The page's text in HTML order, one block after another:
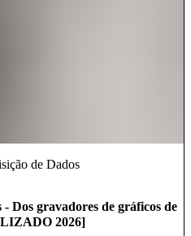
de Dados
Dos gravadores de gráficos de
2026]